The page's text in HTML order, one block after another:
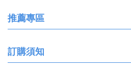
推薦專區
訂購須知